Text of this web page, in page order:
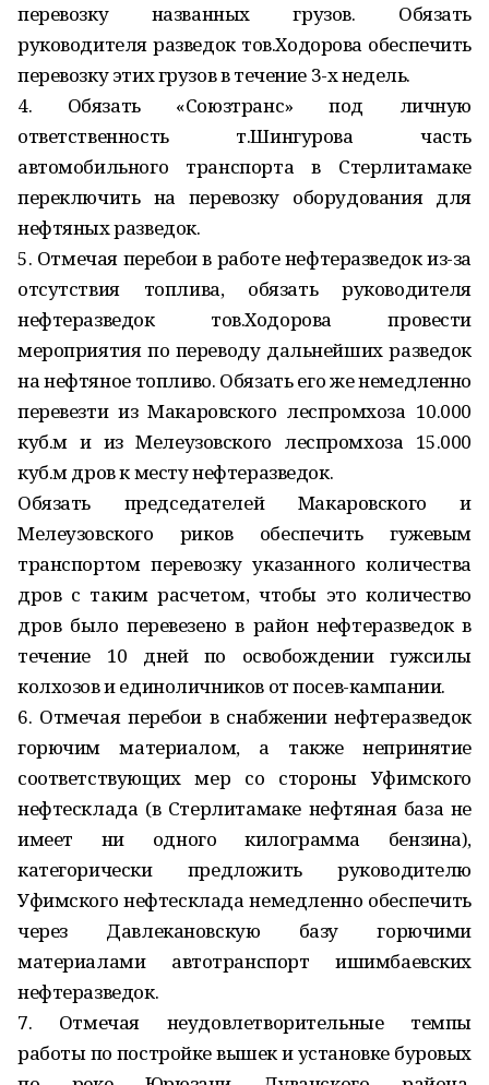
перевозку названных грузов. Обязать
руководителя разведок тов.Ходорова обеспечить
перевозку этих грузов в течение 3-х недель.
4. Обязать «Союзтранс» под личную
ответственность т.Шин­гурова часть
автомобильного транспорта в Стерлитамаке
переключить на перевозку оборудования для
нефтяных разведок.
5. Отмечая перебои в работе нефтеразведок из-за
отсутствия топлива, обязать руководителя
нефтеразведок тов.Ходорова провести
мероприятия по переводу дальнейших разведок
на нефтяное топливо. Обязать его же немедленно
перевезти из Макаровского леспромхоза 10.000
куб.м и из Мелеузовского леспромхоза 15.000
куб.м дров к месту нефтеразведок.
Обязать председателей Макаровского и
Мелеузовского риков обеспечить гужевым
транспортом перевозку указанного количества
дров с таким расчетом, чтобы это количество
дров было перевезено в район нефтеразведок в
течение 10 дней по освобождении гужсилы
колхозов и единоличников от посев-кампании.
6. Отмечая перебои в снабжении нефтеразведок
горючим материалом, а также непринятие
соответствующих мер со стороны Уфимского
нефтесклада (в Стерлитамаке нефтяная база не
имеет ни одного килограмма бензина),
категорически предложить руководителю
Уфимского нефтесклада немедленно обеспечить
через Давлекановскую базу горючими
материалами автотранспорт ишимбаевских
нефтеразведок.
7. Отмечая неудовлетворительные темпы
работы по постройке вышек и установке буровых